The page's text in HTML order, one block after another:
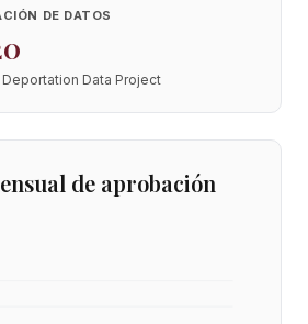
DE DATOS
Data Project
de aprobación